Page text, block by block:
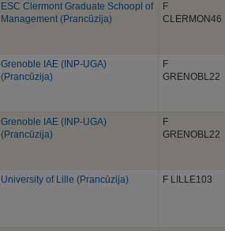
ESC Clermont Graduate Schoopl of
Management (Prancūzija)
F
CLERMON46
Grenoble IAE (INP-UGA)
(Prancūzija)
F
GRENOBL22
Grenoble IAE (INP-UGA)
(Prancūzija)
F
GRENOBL22
University of Lille (Prancūzija) F LILLE103